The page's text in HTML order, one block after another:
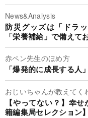
News&Analysis
防災グッズは「ドラ
「栄養補給」で備えて
赤ペン先生のほめ方
「爆発的に成長する人
おじいちゃんが教えて
【やってない？】幸
籍編集局セレクション】